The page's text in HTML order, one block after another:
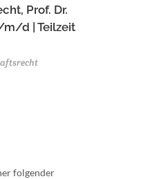
Prof. Dr.
m/d | Teilzeit
folgender